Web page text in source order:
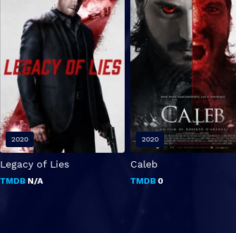
Legacy of Lies
TMDB N/A
2020
Caleb
TMDB0
2020